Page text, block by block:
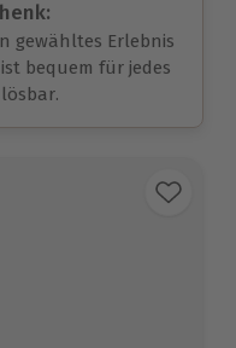
gewähltes Erlebnis
bequem für jedes